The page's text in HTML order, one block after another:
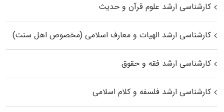
کارشناسی ارشد علوم قرآن و حدیث
کارشناسی ارشد الهیات و معارف اسلامی (مخصوص اهل سنت)
کارشناسی ارشد فقه و حقوق
کارشناسی ارشد فلسفه و کلام اسلامی